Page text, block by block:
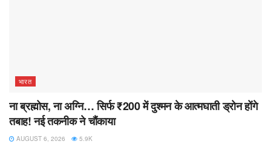
भारत
ना ब्रह्मोस, ना अग्नि… सिर्फ ₹200 में दुश्मन के आत्मघाती ड्रोन होंगे
तबाह! नई तकनीक ने चौंकाया
AUGUST 6, 2026 5.9K